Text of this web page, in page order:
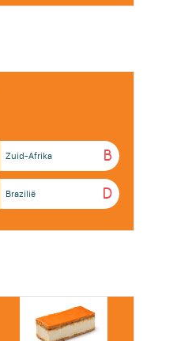
B
Zuid-Afrika
D
Brazilië